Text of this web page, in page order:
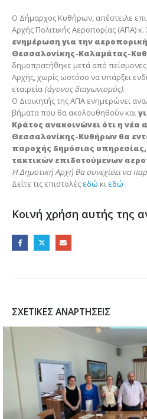
Ο Δήμαρχος Κυθήρων, απέστειλε
Αρχής Πολιτικής Αεροπορίας (ΑΠΑ)
ενημέρωση για την
Θεσσαλονίκης-Καλαμάτας-
δημοπρατήθηκε μετά από
Αρχής, χωρίς ωστόσο να υπάρξει
εταιρεία (άγονος διαγωνισμός).
Ο Διοικητής της ΑΠΑ ενημερώνει
βήματα που θα ακολουθηθούν και
Κράτος ανακοινώνει ότι η νέα
Θεσσαλονίκης-Κυθήρων θα
παροχής δημόσιας
τακτικών επιδοτούμενων
Η Δημοτική Αρχή θα συνεχίσει να
Δείτε τις επιστολές εδώ κι εδώ
Κοινή χρήση αυτής της
ΣΧΕΤΙΚΈΣ ΑΝΑΡΤΉΣΕΙΣ